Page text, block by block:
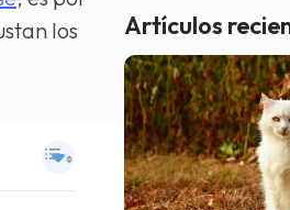
los
Artículos